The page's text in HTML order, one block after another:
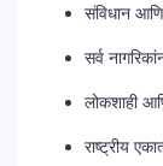
संविधान आणि
सर्व
लोकशाही
राष्ट्रीय